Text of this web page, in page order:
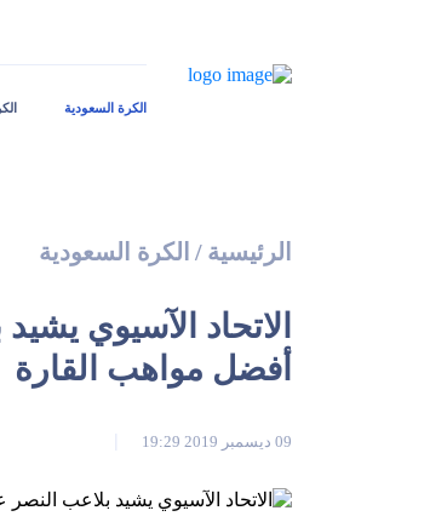
الكرة السعودية
الرئيسية / الكرة السعودية
الاتحاد الآسيوي
أفضل مواهب القارة
09 ديسمبر 2019 19:29